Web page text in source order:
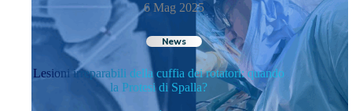
6 Mag 2025
News
Lesioni irreparabili della cuffia dei rotatori: quando
la Protesi di Spalla?